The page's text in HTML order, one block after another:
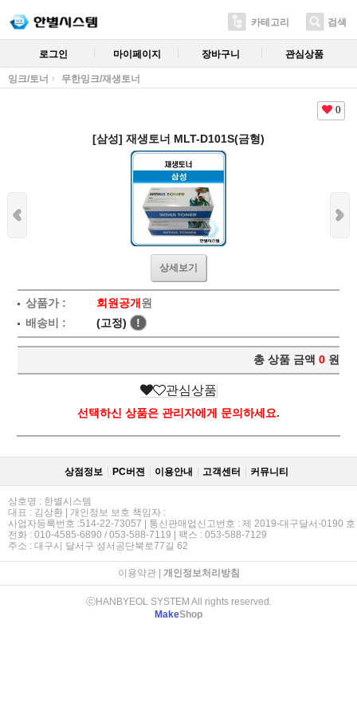
카테고리 검색
로그인 마이페이지 장바구니 관심상품
잉크/토너 무한잉크/재생토너
0
[삼성] 재생토너 MLT-D101S(금형)
상세보기
상품가 : 회원공개 원
배송비 :
(고정) !
총 상품 금액 0 원
관심상품
선택하신 상품은 관리자에게 문의하세요.
상점정보 PC버젼 이용안내 고객센터 커뮤니티
상호명 : 한별시스템
대표 : 김상환 | 개인정보 보호 책임자 :
사업자등록번호 :514-22-73057 | 통신판매업신고번호 : 제 2019-대구달서-0190 호
전화 : 010-4585-6890 / 053-588-7119 | 팩스 : 053-588-7129
주소 : 대구시 달서구 성서공단북로77길 62
이용약관| 개인정보처리방침
ⓒHANBYEOL SYSTEM All rights reserved.
MakeShop